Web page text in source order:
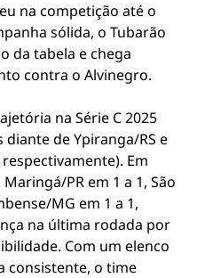
na competição até o
sólida, o Tubarão
da tabela e chega
contra o Alvinegro.
na Série C 2025
de Ypiranga/RS e
respectivamente). Em
PR em 1 a 1, São
MG em 1 a 1,
na última rodada por
Com um elenco
consistente, o time